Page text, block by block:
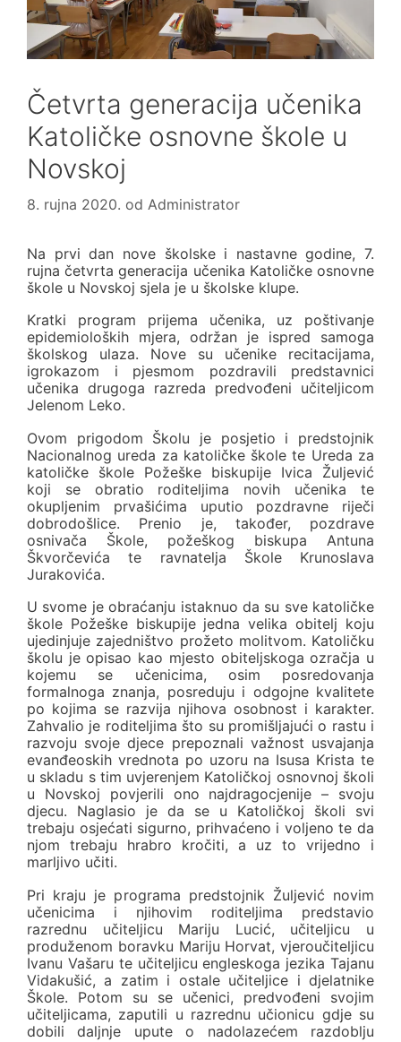
Četvrta generacija učenika
Katoličke osnovne škole u
Novskoj
8. rujna 2020. od Administrator
Na prvi dan nove školske i nastavne godine, 7.
rujna četvrta generacija učenika Katoličke osnovne
škole u Novskoj sjela je u školske klupe.
Kratki program prijema učenika, uz poštivanje
epidemioloških mjera, održan je ispred samoga
školskog ulaza. Nove su učenike recitacijama,
igrokazom i pjesmom pozdravili predstavnici
učenika drugoga razreda predvođeni učiteljicom
Jelenom Leko.
Ovom prigodom Školu je posjetio i predstojnik
Nacionalnog ureda za katoličke škole te Ureda za
katoličke škole Požeške biskupije Ivica Žuljević
koji se obratio roditeljima novih učenika te
okupljenim prvašićima uputio pozdravne riječi
dobrodošlice. Prenio je, također, pozdrave
osnivača Škole, požeškog biskupa Antuna
Škvorčevića te ravnatelja Škole Krunoslava
Jurakovića.
U svome je obraćanju istaknuo da su sve katoličke
škole Požeške biskupije jedna velika obitelj koju
ujedinjuje zajedništvo prožeto molitvom. Katoličku
školu je opisao kao mjesto obiteljskoga ozračja u
kojemu se učenicima, osim posredovanja
formalnoga znanja, posreduju i odgojne kvalitete
po kojima se razvija njihova osobnost i karakter.
Zahvalio je roditeljima što su promišljajući o rastu i
razvoju svoje djece prepoznali važnost usvajanja
evanđeoskih vrednota po uzoru na Isusa Krista te
u skladu s tim uvjerenjem Katoličkoj osnovnoj školi
u Novskoj povjerili ono najdragocjenije – svoju
djecu. Naglasio je da se u Katoličkoj školi svi
trebaju osjećati sigurno, prihvaćeno i voljeno te da
njom trebaju hrabro kročiti, a uz to vrijedno i
marljivo učiti.
Pri kraju je programa predstojnik Žuljević novim
učenicima i njihovim roditeljima predstavio
razrednu učiteljicu Mariju Lucić, učiteljicu u
produženom boravku Mariju Horvat, vjeroučiteljicu
Ivanu Vašaru te učiteljicu engleskoga jezika Tajanu
Vidakušić, a zatim i ostale učiteljice i djelatnike
Škole. Potom su se učenici, predvođeni svojim
učiteljicama, zaputili u razrednu učionicu gdje su
dobili daljnje upute o nadolazećem razdoblju